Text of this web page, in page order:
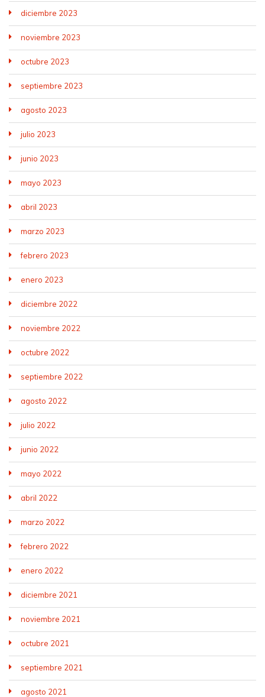
diciembre 2023
noviembre 2023
octubre 2023
septiembre 2023
agosto 2023
julio 2023
junio 2023
mayo 2023
abril 2023
marzo 2023
febrero 2023
enero 2023
diciembre 2022
noviembre 2022
octubre 2022
septiembre 2022
agosto 2022
julio 2022
junio 2022
mayo 2022
abril 2022
marzo 2022
febrero 2022
enero 2022
diciembre 2021
noviembre 2021
octubre 2021
septiembre 2021
agosto 2021